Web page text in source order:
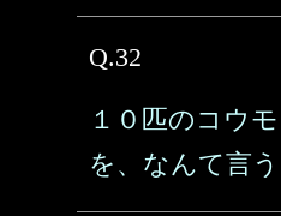
Q.32
１０匹のコウ
を、なんて言う